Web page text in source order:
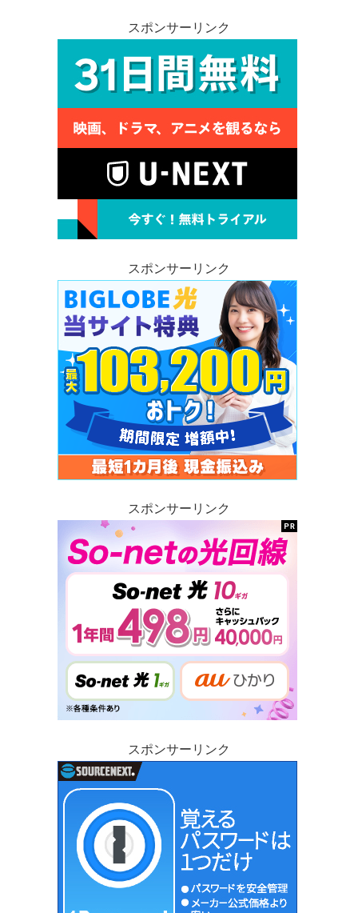
スポンサーリンク
スポンサーリンク
スポンサーリンク
スポンサーリンク